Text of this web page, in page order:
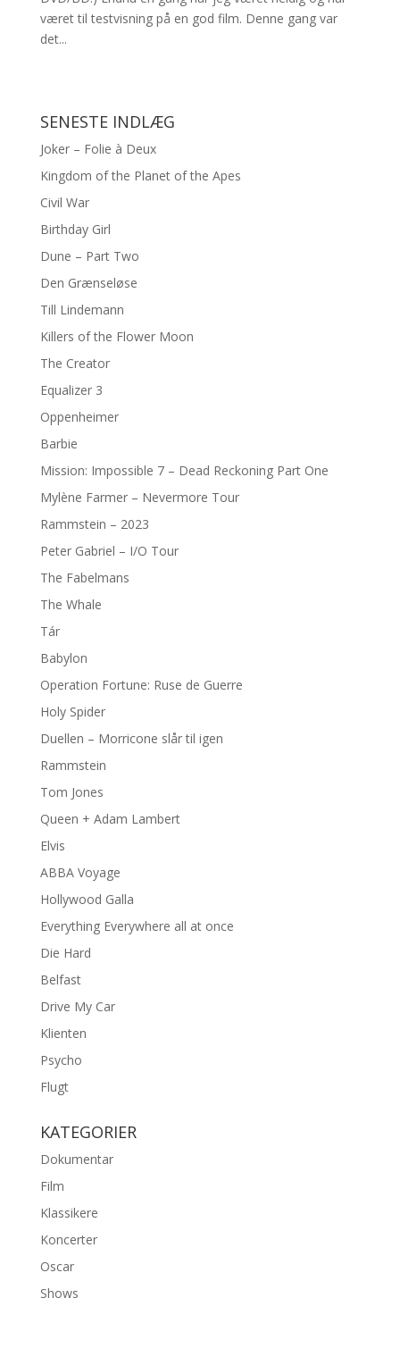
været til testvisning på en god film. Denne gang var
det...
SENESTE INDLÆG
Joker – Folie à Deux
Kingdom of the Planet of the Apes
Civil War
Birthday Girl
Dune – Part Two
Den Grænseløse
Till Lindemann
Killers of the Flower Moon
The Creator
Equalizer 3
Oppenheimer
Barbie
Mission: Impossible 7 – Dead Reckoning Part One
Mylène Farmer – Nevermore Tour
Rammstein – 2023
Peter Gabriel – I/O Tour
The Fabelmans
The Whale
Tár
Babylon
Operation Fortune: Ruse de Guerre
Holy Spider
Duellen – Morricone slår til igen
Rammstein
Tom Jones
Queen + Adam Lambert
Elvis
ABBA Voyage
Hollywood Galla
Everything Everywhere all at once
Die Hard
Belfast
Drive My Car
Klienten
Psycho
Flugt
KATEGORIER
Dokumentar
Film
Klassikere
Koncerter
Oscar
Shows